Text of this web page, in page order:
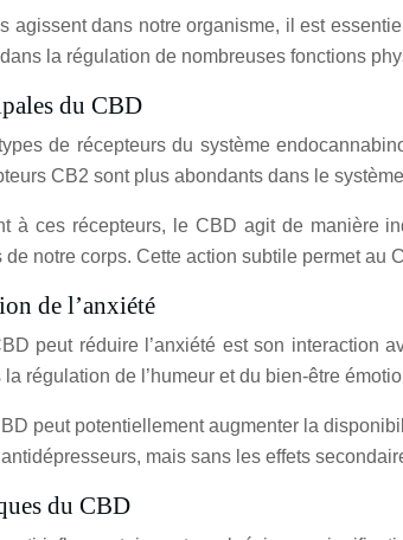
agissent dans notre organisme, il est
la régulation de nombreuses fonctions
du CBD
de récepteurs du système
CB2 sont plus abondants dans le
à ces récepteurs, le CBD agit de manière
notre corps. Cette action subtile permet au
de l’anxiété
peut réduire l’anxiété est son
régulation de l’humeur et du bien-être
peut potentiellement augmenter la
mais sans les effets
du CBD